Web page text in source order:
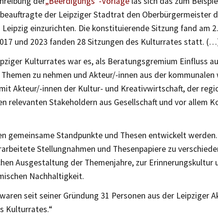
der Leipziger Stadtrat den Oberbürgermeister
einzurichten. Die konstituierende Sitzung fand am
und 2023 fanden 28 Sitzungen des Kulturrates statt.
Kulturrates war es, als Beratungsgremium Einfluss
zu nehmen und Akteur/-innen aus der
Akteur/-innen der Kultur- und Kreativwirtschaft, der
relevanten Stakeholdern aus Gesellschaft und vor allem
gemeinsame Standpunkte und Thesen entwickelt
Stellungnahmen und Thesenpapiere zu
Ausgestaltung der Themenjahre, zur Erinnerungskultur
Nachhaltigkeit.
seit seiner Gründung 31 Personen aus der Leipziger
Kulturrates.“